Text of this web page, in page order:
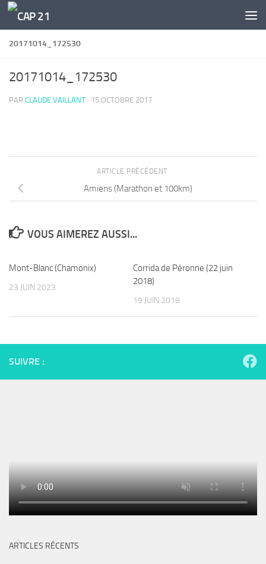
Skip to content
20171014_172530
20171014_172530
PAR CLAUDE VAILLANT · 15 OCTOBRE 2017
ARTICLE PRÉCÉDENT
Amiens (Marathon et 100km)
VOUS AIMEREZ AUSSI...
Mont-Blanc (Chamonix)
23 JUIN 2023
Corrida de Péronne (22 juin
2018)
19 JUIN 2018
SUIVRE :
ARTICLES RÉCENTS